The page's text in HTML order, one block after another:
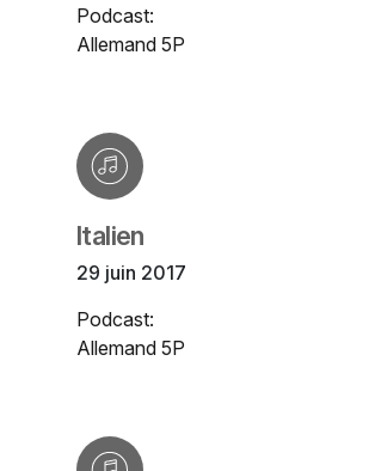
Podcast:
Allemand 5P
Italien
29 juin 2017
Podcast:
Allemand 5P